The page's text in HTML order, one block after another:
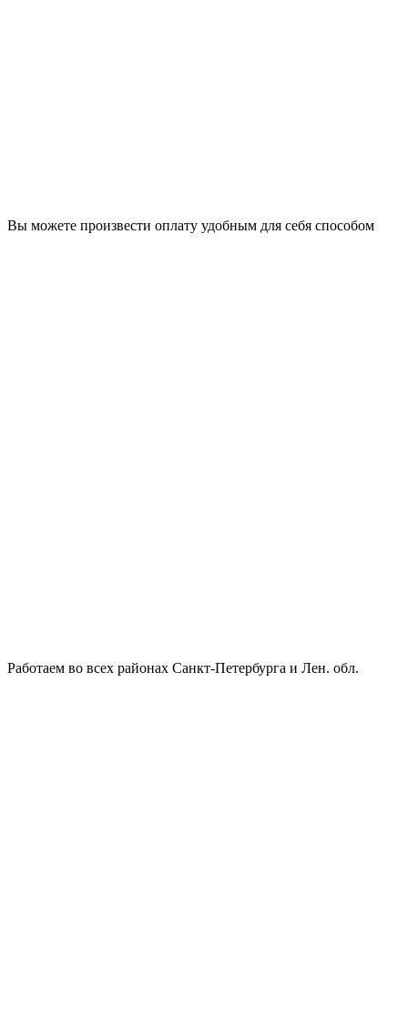
Вы можете произвести оплату удобным для себя способом
Работаем во всех районах Санкт-Петербурга и Лен. обл.